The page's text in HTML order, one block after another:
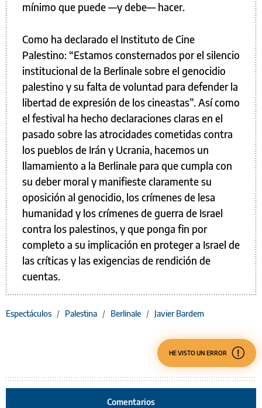
mínimo que puede —y debe— hacer.
Como ha declarado el Instituto de Cine
Palestino: “Estamos consternados por el silencio
institucional de la Berlinale sobre el genocidio
palestino y su falta de voluntad para defender la
libertad de expresión de los cineastas”. Así como
el festival ha hecho declaraciones claras en el
pasado sobre las atrocidades cometidas contra
los pueblos de Irán y Ucrania, hacemos un
llamamiento a la Berlinale para que cumpla con
su deber moral y manifieste claramente su
oposición al genocidio, los crímenes de lesa
humanidad y los crímenes de guerra de Israel
contra los palestinos, y que ponga fin por
completo a su implicación en proteger a Israel de
las críticas y las exigencias de rendición de
cuentas.
Espectáculos / Palestina / Berlinale / Javier Bardem
HE VISTO UN ERROR
Comentarios